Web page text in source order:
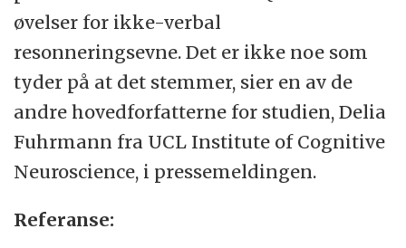
øvelser for ikke-verbal
resonneringsevne. Det er ikke noe som
tyder på at det stemmer, sier en av de
andre hovedforfatterne for studien, Delia
Fuhrmann fra UCL Institute of Cognitive
Neuroscience, i pressemeldingen.
Referanse: